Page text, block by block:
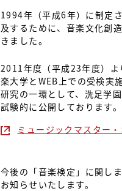
1994年（平成6年）に制定
及するために、音楽文化創
きました。
2011年度（平成23年度）よ
楽大学とWEB上での受検実
研究の一環として、洗足学
試験的に公開しております
ミュージックマスター
今後の「音楽検定」に関し
お知らせいたします。